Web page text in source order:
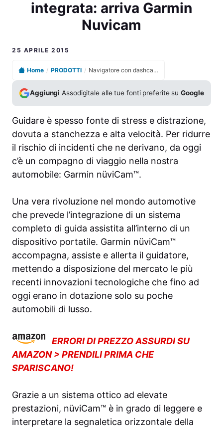
integrata: arriva Garmin
Nuvicam
25 APRILE 2015
Home / PRODOTTI / Navigatore con dashcam integrata: arriva Garmin Nuvicam
Aggiungi Assodigitale alle tue fonti preferite suGoogle
Guidare è spesso fonte di stress e distrazione,
dovuta a stanchezza e alta velocità. Per ridurre
il rischio di incidenti che ne derivano, da oggi
c’è un compagno di viaggio nella nostra
automobile: Garmin nüviCam™.
Una vera rivoluzione nel mondo automotive
che prevede l’integrazione di un sistema
completo di guida assistita all’interno di un
dispositivo portatile. Garmin nüviCam™
accompagna, assiste e allerta il guidatore,
mettendo a disposizione del mercato le più
recenti innovazioni tecnologiche che fino ad
oggi erano in dotazione solo su poche
automobili di lusso.
ERRORI DI PREZZO ASSURDI SU
AMAZON > PRENDILI PRIMA CHE
SPARISCANO!
Grazie a un sistema ottico ad elevate
prestazioni, nüviCam™ è in grado di leggere e
interpretare la segnaletica orizzontale della